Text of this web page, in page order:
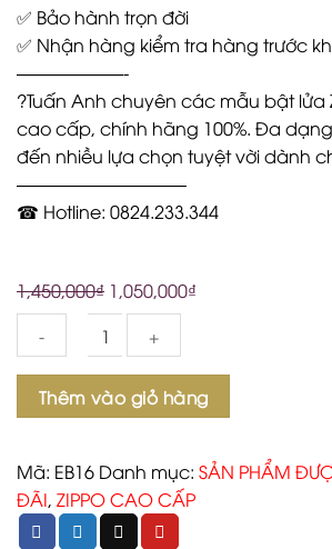
✅ Bảo hành trọn đời
✅ Nhận hàng kiểm tra hàng trước
——————-
?Tuấn Anh chuyên các mẫu bật
cao cấp, chính hãng 100%. Đa
đến nhiều lựa chọn tuyệt vời dành
—————————–
☎ Hotline: 0824.233.344
1,450,000₫ 1,050,000₫
lượng
Thêm vào giỏ hàng
Mã: EB16 Danh mục: SẢN PHẨM
ĐÃI, ZIPPO CAO CẤP